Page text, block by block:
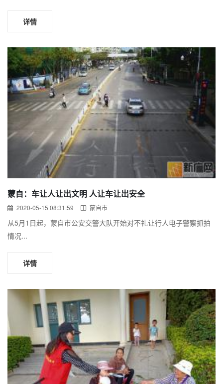
详情
蒙自：车让人让出文明 人让车让出安全
2020-05-15 08:31:59 蒙自市
从5月1日起，蒙自市公安交警大队开始对不礼让行人电子警察抓拍
情况...
详情